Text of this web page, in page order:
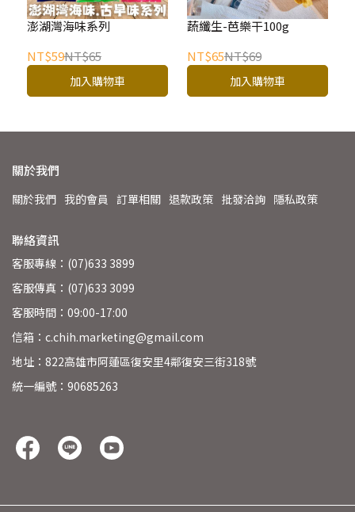
澎湖灣海味系列
NT$59NT$65
加入購物車
蔬纖生-芭樂干100g
NT$65NT$69
加入購物車
關於我們
關於我們 我的會員 訂單相關 退款政策 批發洽詢 隱私政策
聯絡資訊
客服專線：(07)633 3899
客服傳真：(07)633 3099
客服時間：09:00-17:00
信箱：c.chih.marketing@gmail.com
地址：822高雄市阿蓮區復安里4鄰復安三街318號
統一編號：90685263